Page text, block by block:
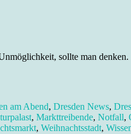
sollte man denken.
am Abend, Dresden News,
, Markttreibende, Notfall,
, Weihnachtsstadt,